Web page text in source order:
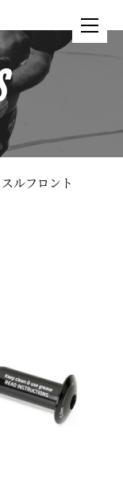
ルフロント